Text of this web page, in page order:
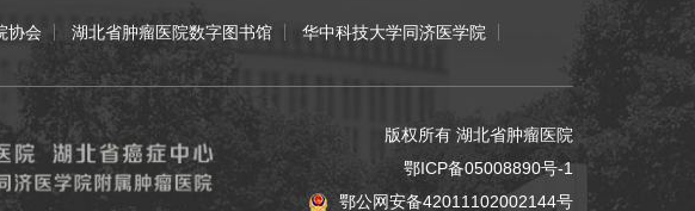
协会 湖北省肿瘤医院数字图书馆
华中科技大学同济医学院
版权所有 湖北省肿瘤医院
鄂ICP备05008890号-1
鄂公网安备42011102002144号